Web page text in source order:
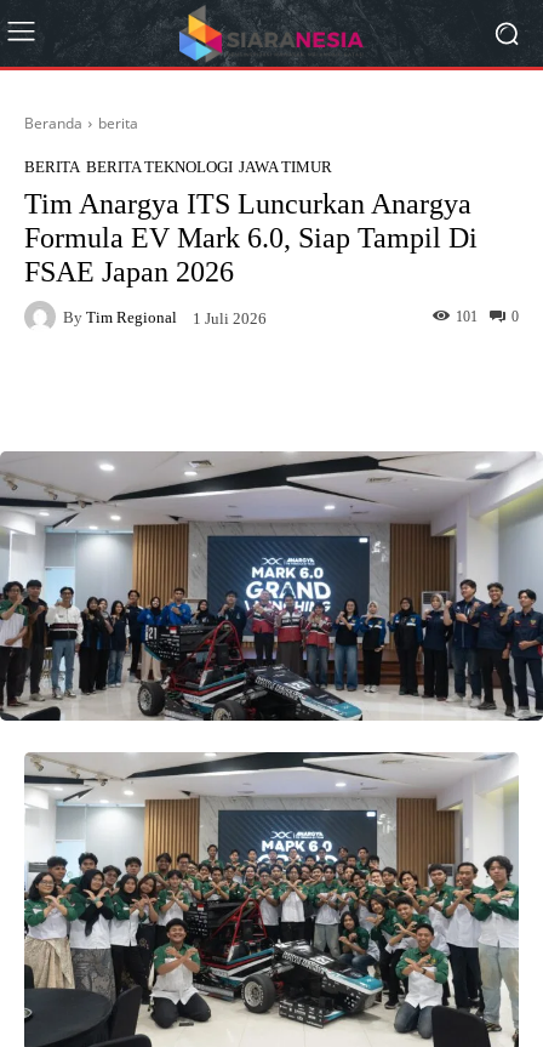
Beranda berita
BERITA BERITA TEKNOLOGI JAWA TIMUR
Tim Anargya ITS Luncurkan Anargya
Formula EV Mark 6.0, Siap Tampil Di
FSAE Japan 2026
By Tim Regional 1 Juli 2026 0
101